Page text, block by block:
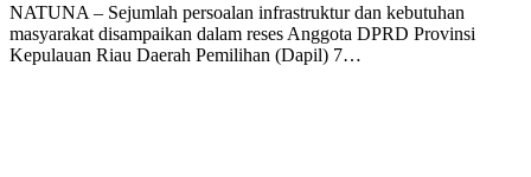
NATUNA – Sejumlah persoalan infrastruktur dan kebutuhan
masyarakat disampaikan dalam reses Anggota DPRD Provinsi
Kepulauan Riau Daerah Pemilihan (Dapil) 7…